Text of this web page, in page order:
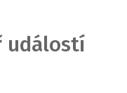
událostí